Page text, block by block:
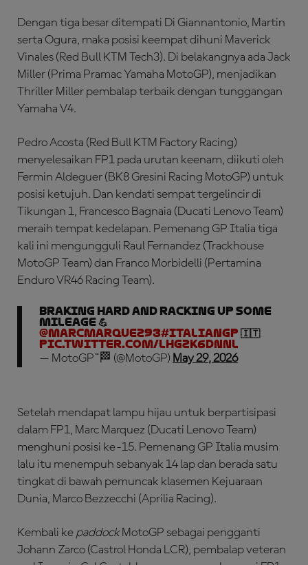
Dengan tiga besar ditempati Di Giannantonio, Martin
serta Ogura, maka posisi keempat dihuni Maverick
Vinales (Red Bull KTM Tech3). Di belakangnya ada Jack
Miller (Prima Pramac Yamaha MotoGP), menjadikan
Thriller Miller pembalap terbaik dengan tunggangan
Yamaha V4.
Pedro Acosta (Red Bull KTM Factory Racing)
menyelesaikan FP1 pada urutan keenam, diikuti oleh
Fermin Aldeguer (BK8 Gresini Racing MotoGP) untuk
posisi ketujuh. Dan kendati sempat tergelincir di
Tikungan 1, Francesco Bagnaia (Ducati Lenovo Team)
meraih tempat kedelapan. Pemenang GP Italia tiga
kali ini mengungguli Raul Fernandez (Trackhouse
MotoGP Team) dan Franco Morbidelli (Pertamina
Enduro VR46 Racing Team).
Braking hard and racking up some
mileage 💪
@marcmarquez93#ItalianGP 🇮🇹
pic.twitter.com/LhGzk6DNnl
— MotoGP™🏁 (@MotoGP) May 29, 2026
Setelah mendapat lampu hijau untuk berpartisipasi
dalam FP1, Marc Marquez (Ducati Lenovo Team)
menghuni posisi ke-15. Pemenang GP Italia musim
lalu itu menempuh sebanyak 14 lap dan berada satu
tingkat di bawah pemuncak klasemen Kejuaraan
Dunia, Marco Bezzecchi (Aprilia Racing).
Kembali ke paddock MotoGP sebagai pengganti
Johann Zarco (Castrol Honda LCR), pembalap veteran